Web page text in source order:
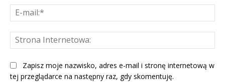
Zapisz moje nazwisko, adres e-mail i stronę internetową w
tej przeglądarce na następny raz, gdy skomentuję.